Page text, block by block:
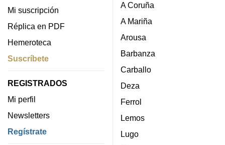
Mi suscripción
Réplica en PDF
Hemeroteca
Suscríbete
REGISTRADOS
Mi perfil
Newsletters
Regístrate
A Coruña
A Mariña
Arousa
Barbanza
Carballo
Deza
Ferrol
Lemos
Lugo